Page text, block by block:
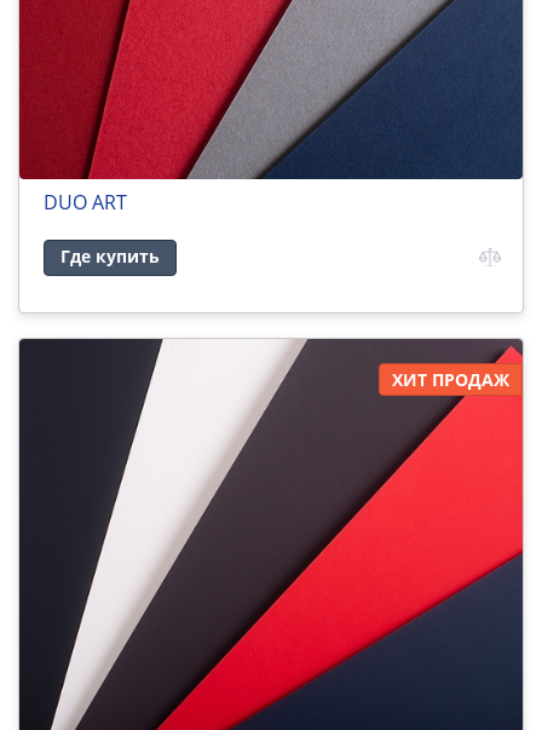
DUO ART
Где купить
ХИТ ПРОДАЖ